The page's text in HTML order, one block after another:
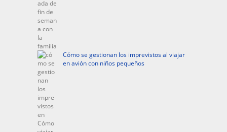
Cómo se gestionan los imprevistos al viajar
en avión con niños pequeños